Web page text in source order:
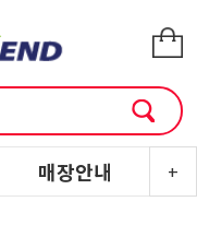
+
매장안내 소